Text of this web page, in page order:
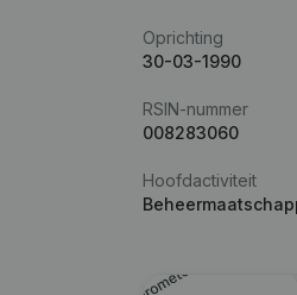
Oprichting
30-03-1990
RSIN-nummer
008283060
Hoofdactiviteit